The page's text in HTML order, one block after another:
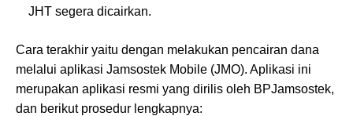
JHT segera dicairkan.
Cara terakhir yaitu dengan melakukan pencairan dana
melalui aplikasi Jamsostek Mobile (JMO). Aplikasi ini
merupakan aplikasi resmi yang dirilis oleh BPJamsostek,
dan berikut prosedur lengkapnya: